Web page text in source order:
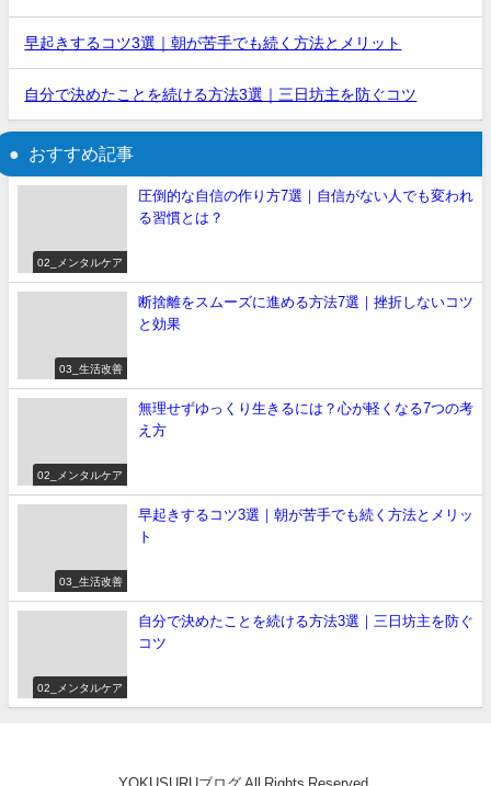
早起きするコツ3選｜朝が苦手でも続く方法とメリット
自分で決めたことを続ける方法3選｜三日坊主を防ぐコツ
おすすめ記事
02_メンタルケア
圧倒的な自信の作り方7選｜自信がない人でも変われ
る習慣とは？
03_生活改善
断捨離をスムーズに進める方法7選｜挫折しないコツ
と効果
02_メンタルケア
無理せずゆっくり生きるには？心が軽くなる7つの考
え方
03_生活改善
早起きするコツ3選｜朝が苦手でも続く方法とメリッ
ト
02_メンタルケア
自分で決めたことを続ける方法3選｜三日坊主を防ぐ
コツ